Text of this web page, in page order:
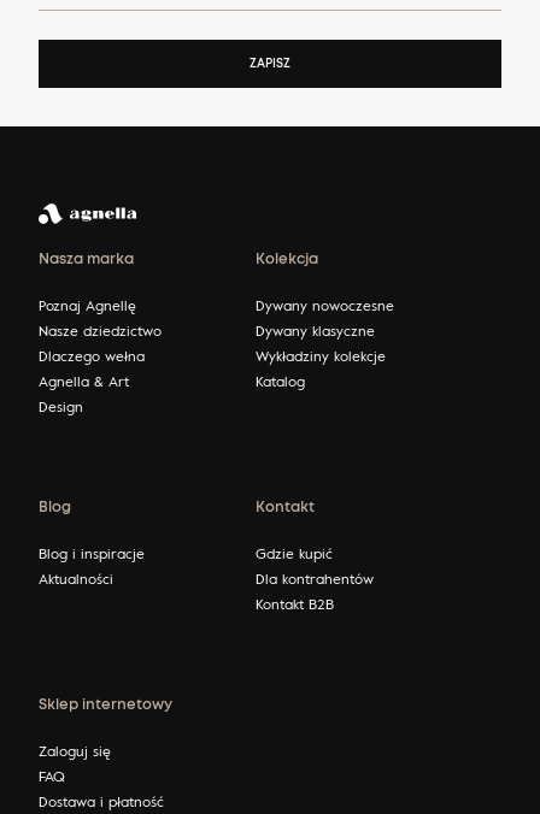
ZAPISZ
Nasza marka
Poznaj Agnellę
Nasze dziedzictwo
Dlaczego wełna
Agnella & Art
Design
Kolekcja
Dywany nowoczesne
Dywany klasyczne
Wykładziny kolekcje
Katalog
Blog
Blog i inspiracje
Aktualności
Kontakt
Gdzie kupić
Dla kontrahentów
Kontakt B2B
Sklep internetowy
Zaloguj się
FAQ
Dostawa i płatność